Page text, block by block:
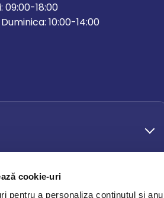
cookie-uri
pentru a personaliza conținutul și
09:00-18:00
10:00-14:00